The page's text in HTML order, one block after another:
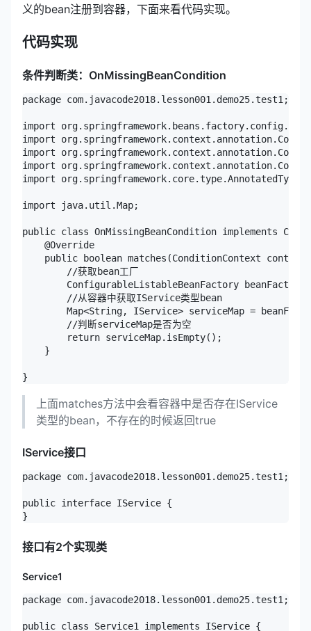
义的bean注册到容器，下面来看代码实现。
代码实现
条件判断类：OnMissingBeanCondition
package com.javacode2018.lesson001.demo25.test1;
import
import
import
import
import
import java.util.Map;
public class OnMissingBeanCondition implements
@Override
public boolean matches(ConditionContext context,
//获取bean工厂
ConfigurableListableBeanFactory beanFactory
//从容器中获取IService类型bean
Map<String, IService> serviceMap =
//判断serviceMap是否为空
return serviceMap.isEmpty();
}
上面matches方法中会看容器中是否存在IService
类型的bean，不存在的时候返回true
IService接口
package com.javacode2018.lesson001.demo25.test1;
public interface IService {
接口有2个实现类
Service1
package com.javacode2018.lesson001.demo25.test1;
public class Service1 implements IService {